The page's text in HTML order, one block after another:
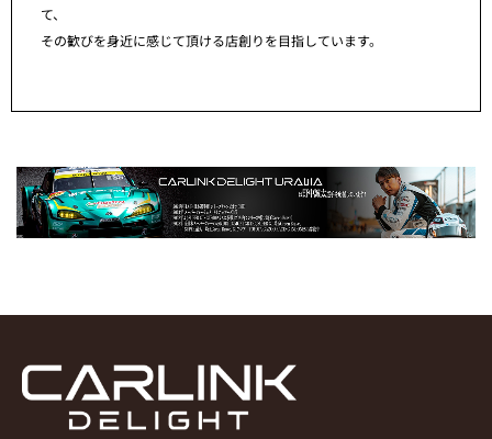
て、
その歓びを身近に感じて頂ける店創りを目指しています。